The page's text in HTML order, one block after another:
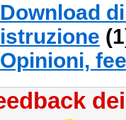
Download
istruzione
Opinioni,